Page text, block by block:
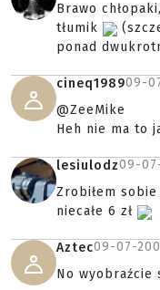
Brawo
tłumik
ponad
cineq198909-
@ZeeMike
Heh nie ma to
lesiulodz09-
Zrobiłem
niecałe 6 zł
Aztec09-07-
No wyobraźcie